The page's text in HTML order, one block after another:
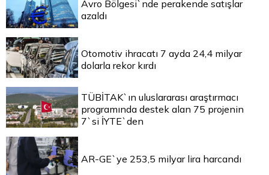
Avro Bölgesi`nde perakende satışlar
azaldı
Otomotiv ihracatı 7 ayda 24,4 milyar
dolarla rekor kırdı
TÜBİTAK`ın uluslararası araştırmacı
programında destek alan 75 projenin
7`si İYTE`den
AR-GE`ye 253,5 milyar lira harcandı